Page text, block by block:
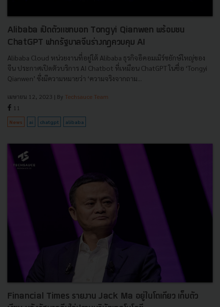
Alibaba เปิดตัวแชทบอท Tongyi Qianwen พร้อมชน
ChatGPT ฟากรัฐบาลจีนร่างกฎควบคุม AI
Alibaba Cloud หน่วยงานที่อยู่ใต้ Alibaba ธุรกิจอีคอมเมิร์ซยักษ์ใหญ่ของ
จีน ประกาศเปิดตัวบริการ AI Chatbot ที่เหมือน ChatGPT ในชื่อ ‘Tongyi
Qianwen’ ซึ่งมีความหมายว่า ‘ความจริงจากถาม...
เมษายน 12, 2023 | By Techsauce Team
11
News ai chatgpt alibaba
Financial Times รายงาน Jack Ma อยู่ในโตเกียว เก็บตัว